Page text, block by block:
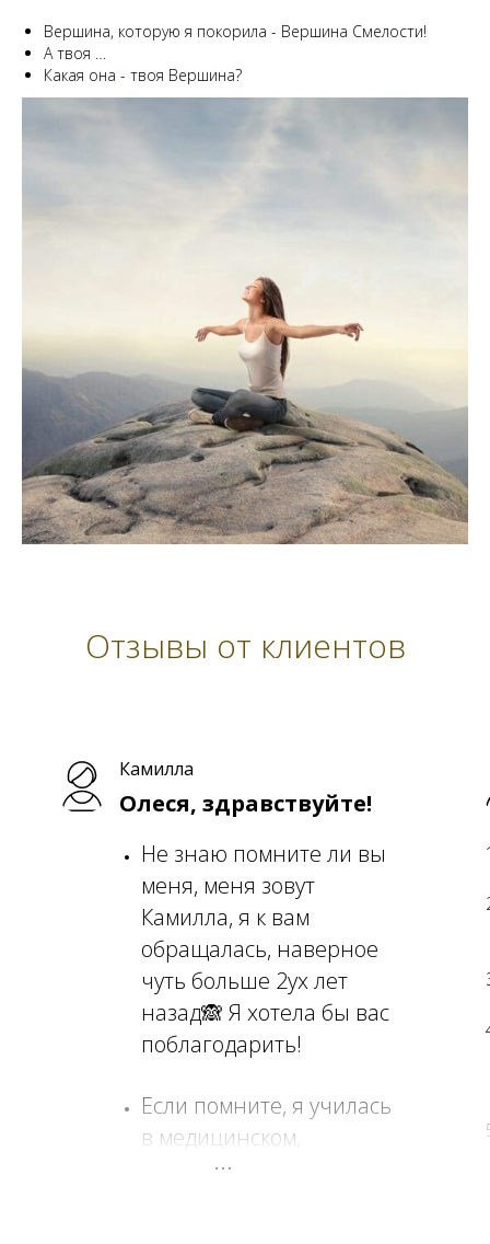
Вершина, которую я покорила - Вершина Смелости!
А твоя …
Какая она - твоя Вершина?
Отзывы от клиентов
Камилла
Олеся, здравствуйте!
Не знаю помните ли вы
меня, меня зовут
Камилла, я к вам
обращалась, наверное
чуть больше 2ух лет
назад🙈 Я хотела бы вас
поблагодарить!
Если помните, я училась
в медицинском,
работала на